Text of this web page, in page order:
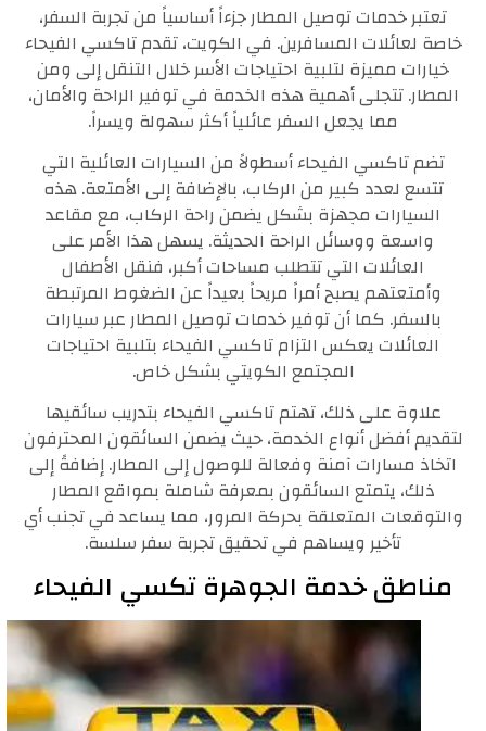
تعتبر خدمات توصيل المطار جزءاً أساسياً من تجربة السفر،
خاصة لعائلات المسافرين. في الكويت، تقدم تاكسي الفيحاء
خيارات مميزة لتلبية احتياجات الأسر خلال التنقل إلى ومن
المطار. تتجلى أهمية هذه الخدمة في توفير الراحة والأمان،
مما يجعل السفر عائلياً أكثر سهولة ويسراً.
تضم تاكسي الفيحاء أسطولاً من السيارات العائلية التي
تتسع لعدد كبير من الركاب، بالإضافة إلى الأمتعة. هذه
السيارات مجهزة بشكل يضمن راحة الركاب، مع مقاعد
واسعة ووسائل الراحة الحديثة. يسهل هذا الأمر على
العائلات التي تتطلب مساحات أكبر، فنقل الأطفال
وأمتعتهم يصبح أمراً مريحاً بعيداً عن الضغوط المرتبطة
بالسفر. كما أن توفير خدمات توصيل المطار عبر سيارات
العائلات يعكس التزام تاكسي الفيحاء بتلبية احتياجات
المجتمع الكويتي بشكل خاص.
علاوة على ذلك، تهتم تاكسي الفيحاء بتدريب سائقيها
لتقديم أفضل أنواع الخدمة، حيث يضمن السائقون المحترفون
اتخاذ مسارات آمنة وفعالة للوصول إلى المطار. إضافةً إلى
ذلك، يتمتع السائقون بمعرفة شاملة بمواقع المطار
والتوقعات المتعلقة بحركة المرور، مما يساعد في تجنب أي
تأخير ويساهم في تحقيق تجربة سفر سلسة.
مناطق خدمة الجوهرة تكسي الفيحاء